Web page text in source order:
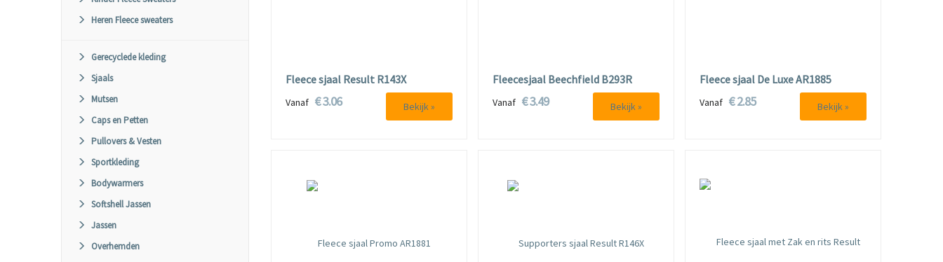
Heren Fleece sweaters
Gerecyclede kleding
Sjaals
Mutsen
Caps en Petten
Pullovers & Vesten
Sportkleding
Bodywarmers
Softshell Jassen
Jassen
Overhemden
Fleece sjaal Result R143X
Vanaf € 3.06 Bekijk »
Fleecesjaal Beechfield B293R
Vanaf € 3.49 Bekijk »
Fleece sjaal De Luxe AR1885
Vanaf € 2.85 Bekijk »